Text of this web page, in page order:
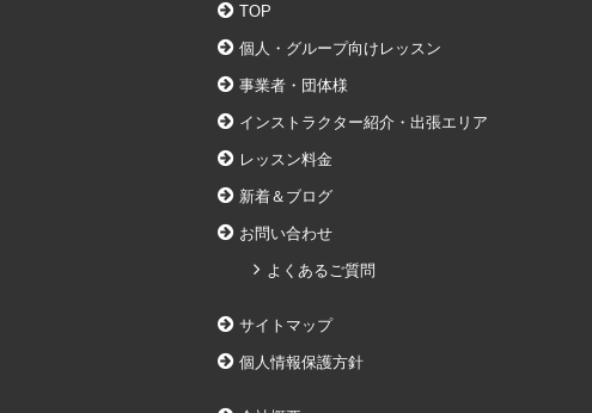
TOP
個人・グループ向けレッスン
事業者・団体様
インストラクター紹介・出張エリア
レッスン料金
新着＆ブログ
お問い合わせ
よくあるご質問
サイトマップ
個人情報保護方針